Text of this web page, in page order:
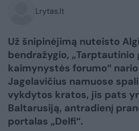
Lrytas.lt
Už šnipinėjimą nuteisto
bendražygio, „Tarptautinio
kaimynystės forumo“
Jagelavičius namuose
vykdytos kratos, jis pats
Baltarusiją, antradienį
portalas „Delfi“.